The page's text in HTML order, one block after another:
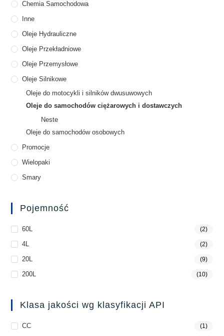
Chemia Samochodowa
Inne
Oleje Hydrauliczne
Oleje Przekładniowe
Oleje Przemysłowe
Oleje Silnikowe
Oleje do motocykli i silników dwusuwowych
Oleje do samochodów ciężarowych i dostawczych
Neste
Oleje do samochodów osobowych
Promocje
Wielopaki
Smary
Pojemność
60L (2)
4L (2)
20L (9)
200L (10)
Klasa jakości wg klasyfikacji API
CC (1)